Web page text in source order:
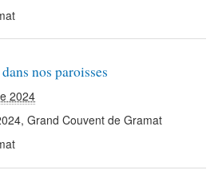
nos paroisses
2024
Grand Couvent de Gramat